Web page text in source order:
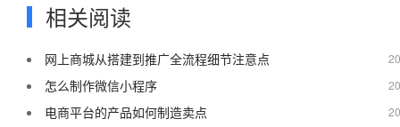
相关阅读
网上商城从搭建到推广全流程细节注意点
怎么制作微信小程序
电商平台的产品如何制造卖点